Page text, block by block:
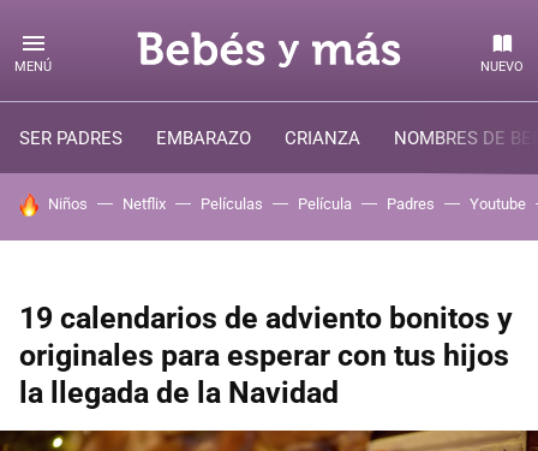
MENÚ NUEVO
SER PADRES EMBARAZO CRIANZA NOMBRES DE
HOY SE HABLA DE
Niños Netflix Películas Película Padres Youtube
19 calendarios de adviento bonitos y
originales para esperar con tus hijos
la llegada de la Navidad